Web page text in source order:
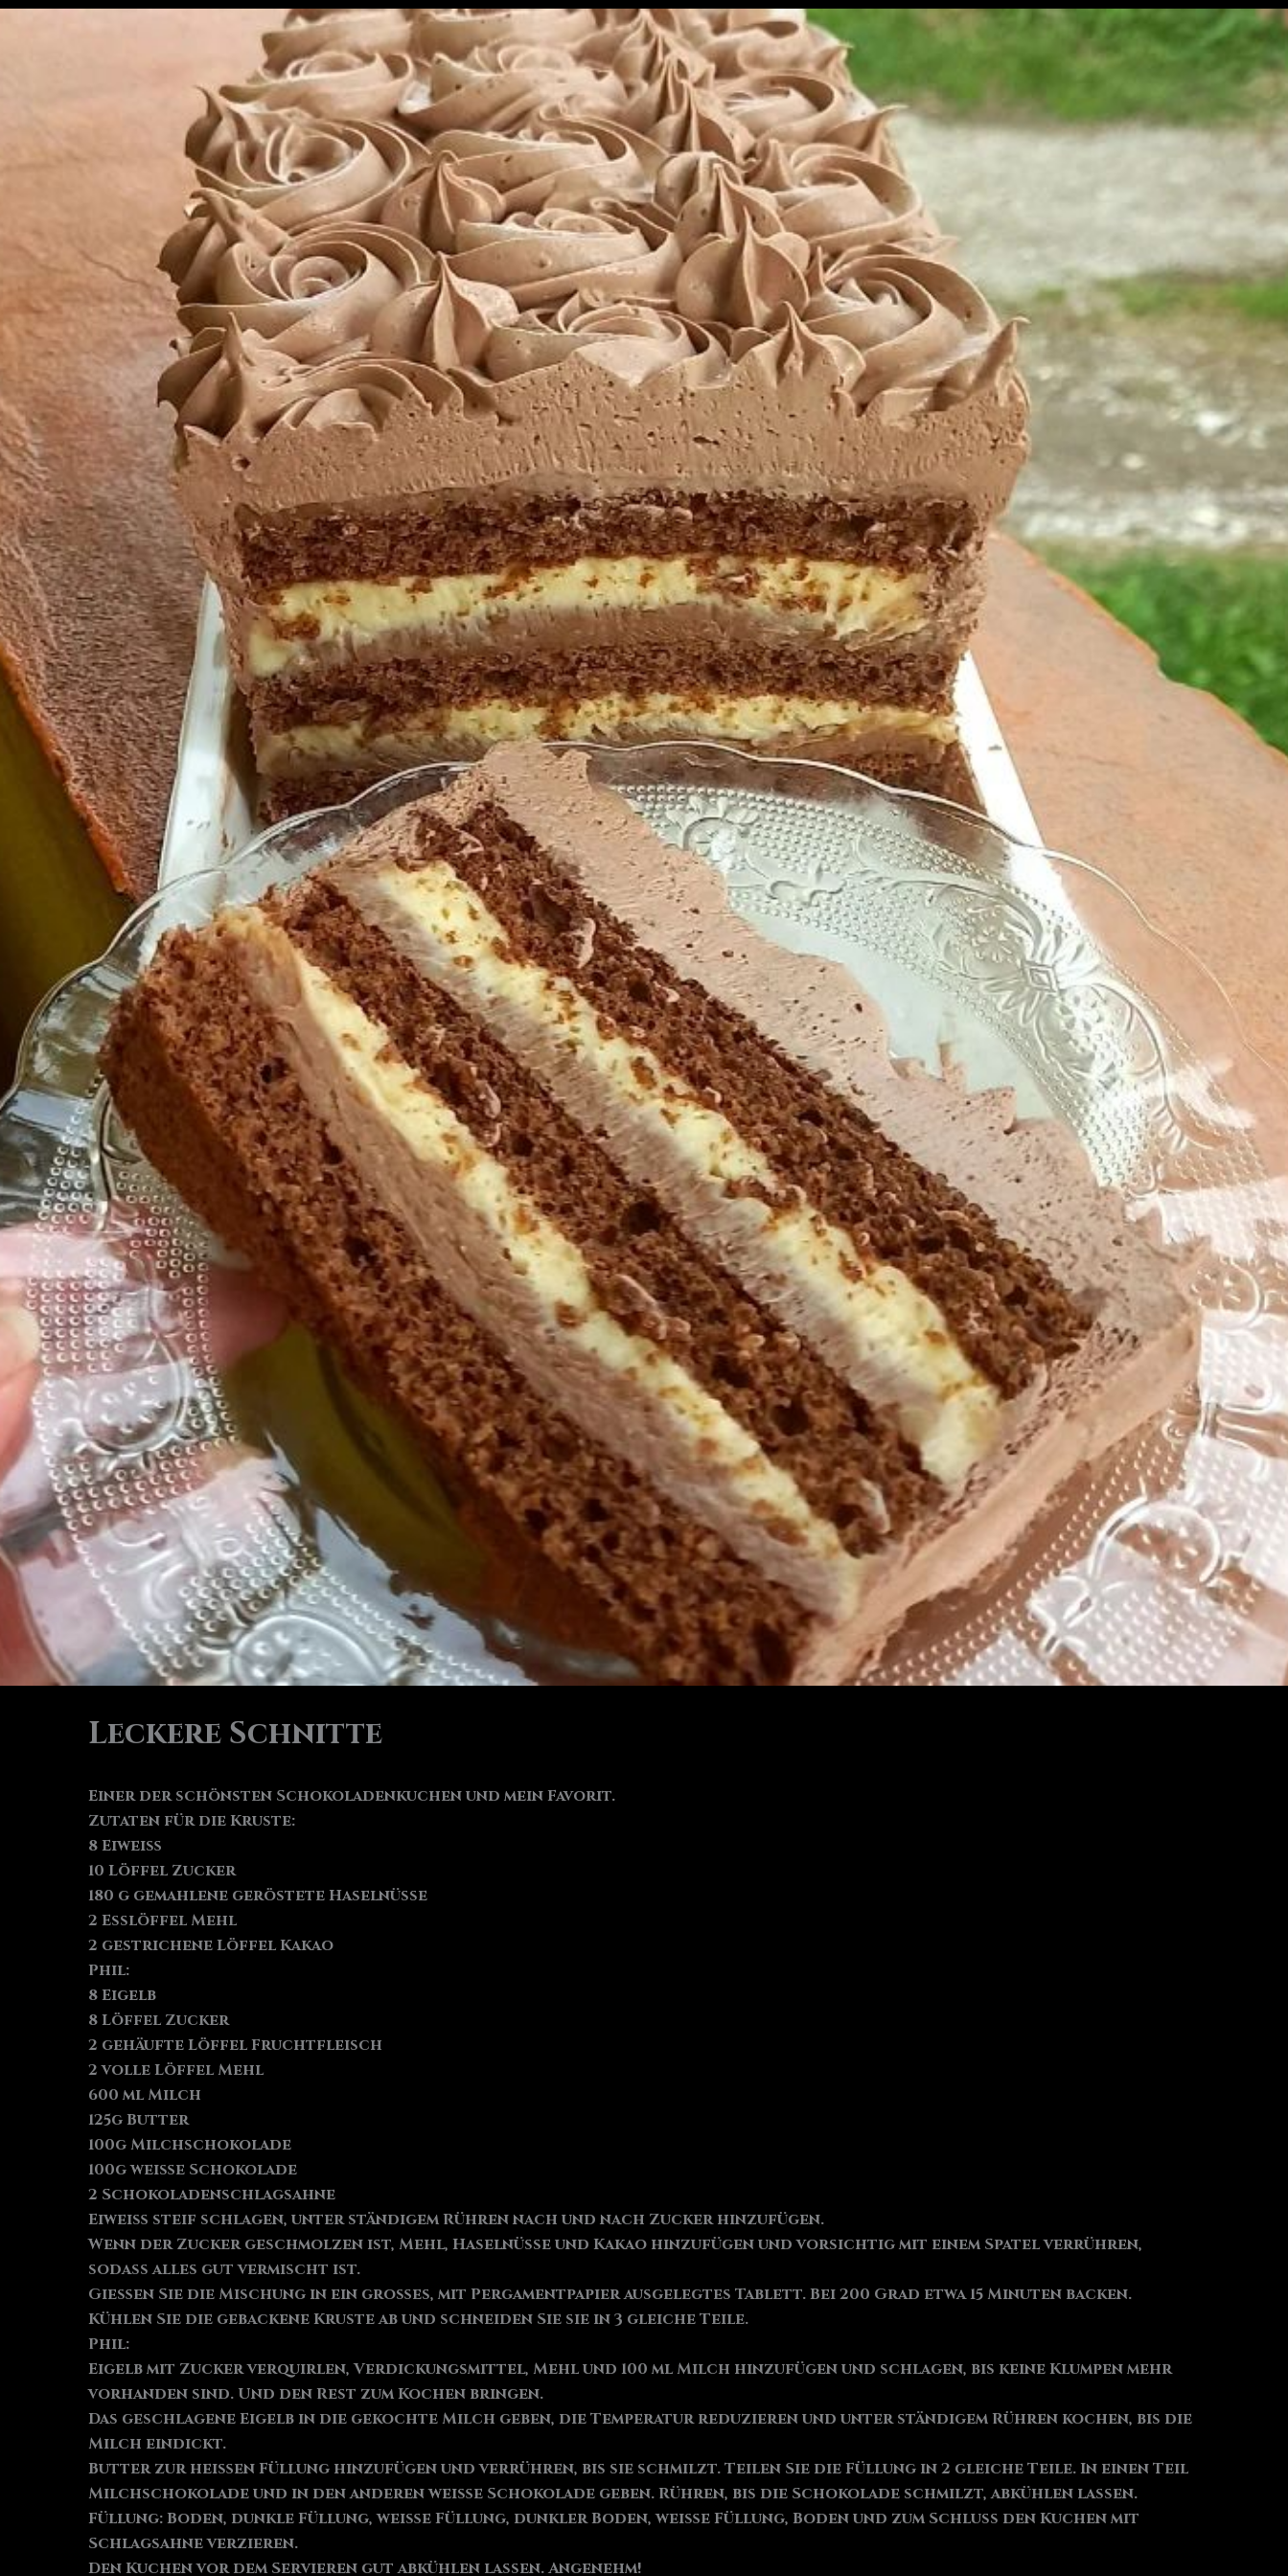
Leckere Schnitte
Einer der schönsten Schokoladenkuchen und mein Favorit.
Zutaten für die Kruste:
8 Eiweiß
10 Löffel Zucker
180 g gemahlene geröstete Haselnüsse
2 Esslöffel Mehl
2 gestrichene Löffel Kakao
Phil:
8 Eigelb
8 Löffel Zucker
2 gehäufte Löffel Fruchtfleisch
2 volle Löffel Mehl
600 ml Milch
125g Butter
100g Milchschokolade
100g weiße Schokolade
2 Schokoladenschlagsahne
Eiweiß steif schlagen, unter ständigem Rühren nach und nach Zucker hinzufügen.
Wenn der Zucker geschmolzen ist, Mehl, Haselnüsse und Kakao hinzufügen und vorsichtig mit einem Spatel verrühren,
sodass alles gut vermischt ist.
Gießen Sie die Mischung in ein großes, mit Pergamentpapier ausgelegtes Tablett. Bei 200 Grad etwa 15 Minuten backen.
Kühlen Sie die gebackene Kruste ab und schneiden Sie sie in 3 gleiche Teile.
Phil:
Eigelb mit Zucker verquirlen, Verdickungsmittel, Mehl und 100 ml Milch hinzufügen und schlagen, bis keine Klumpen mehr
vorhanden sind. Und den Rest zum Kochen bringen.
Das geschlagene Eigelb in die gekochte Milch geben, die Temperatur reduzieren und unter ständigem Rühren kochen, bis die
Milch eindickt.
Butter zur heißen Füllung hinzufügen und verrühren, bis sie schmilzt. Teilen Sie die Füllung in 2 gleiche Teile. In einen Teil
Milchschokolade und in den anderen weiße Schokolade geben. Rühren, bis die Schokolade schmilzt, abkühlen lassen.
Füllung: Boden, dunkle Füllung, weiße Füllung, dunkler Boden, weiße Füllung, Boden und zum Schluss den Kuchen mit
Schlagsahne verzieren.
Den Kuchen vor dem Servieren gut abkühlen lassen. Angenehm!